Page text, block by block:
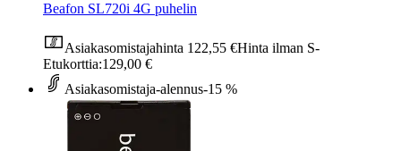
Beafon SL720i 4G puhelin
Asiakasomistajahinta 122,55 €Hinta ilman S-
Etukorttia:129,00 €
Asiakasomistaja-alennus-15 %